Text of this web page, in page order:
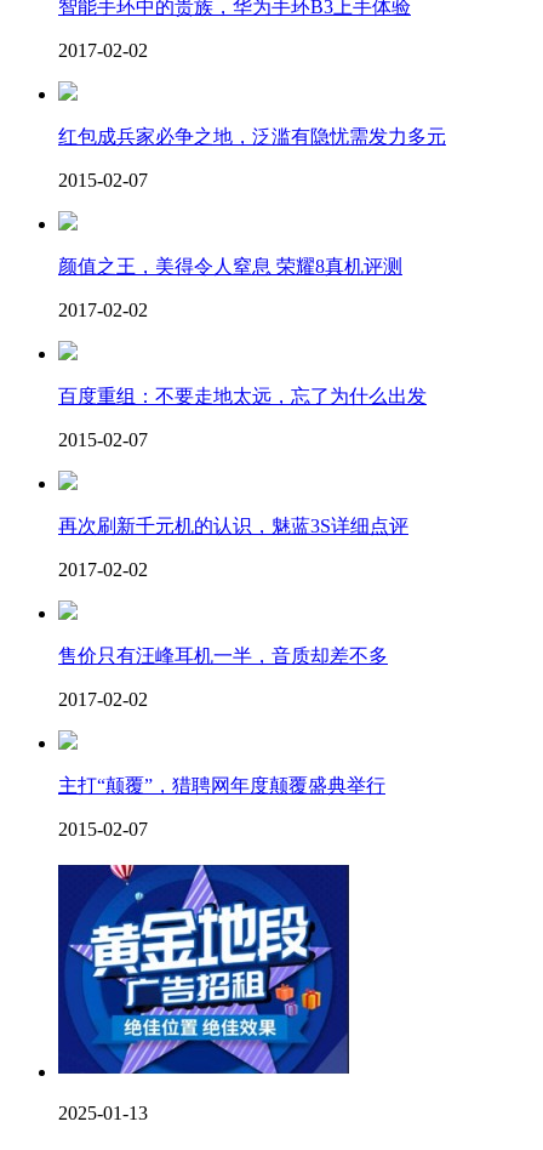
智能手环中的贵族，华为手环B3上手体验
2017-02-02
红包成兵家必争之地，泛滥有隐忧需发力多元
2015-02-07
颜值之王，美得令人窒息 荣耀8真机评测
2017-02-02
百度重组：不要走地太远，忘了为什么出发
2015-02-07
再次刷新千元机的认识，魅蓝3S详细点评
2017-02-02
售价只有汪峰耳机一半，音质却差不多
2017-02-02
主打“颠覆”，猎聘网年度颠覆盛典举行
2015-02-07
2025-01-13